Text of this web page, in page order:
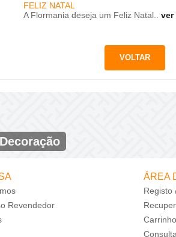
FELIZ NATAL
A Flormania deseja um Feliz Natal..
ver
Revendedor
ÁREA
Registo